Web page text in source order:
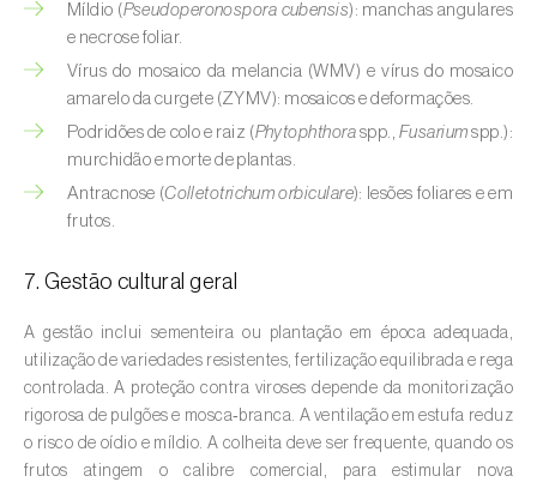
Cacaueiro (Theobroma cacao
Cafeeiro ( Coffea spp.)
Cajueiro (Anacardium occidentale)
Cana-de-açúcar (Saccharum spp.)
Carambola ( Averrhoa carambola
Carpino-europeu (Carpinus betulus)
Carvalhos (Quercus spp. e Fagus spp.)
Castanheiro (Castanea sativa)
Míldio (Pseudoperonospora cubensis): manchas angulares
e necrose foliar.
Vírus do mosaico da melancia (WMV) e vírus do mosaico
amarelo da curgete (ZYMV): mosaicos e deformações.
Podridões de colo e raiz (Phytophthoraspp., Fusarium spp.):
murchidão e morte de plantas.
Antracnose (Colletotrichum orbiculare): lesões foliares e em
frutos.
7. Gestão cultural geral
A gestão inclui sementeira ou plantação em época adequada,
utilização de variedades resistentes, fertilização equilibrada e rega
controlada. A proteção contra viroses depende da monitorização
rigorosa de pulgões e mosca‑branca. A ventilação em estufa reduz
o risco de oídio e míldio. A colheita deve ser frequente, quando os
frutos atingem o calibre comercial, para estimular nova